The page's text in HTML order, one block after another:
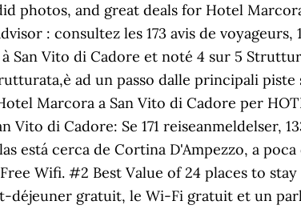
photos, and great deals for Hotel
: consultez les 173 avis de
San Vito di Cadore et noté 4 sur 5
ad un passo dalle principali
Marcora a San Vito di Cadore per
Vito di Cadore: Se 171
está cerca de Cortina D'Ampezzo, a
Wifi. #2 Best Value of 24 places to
déjeuner gratuit, le Wi-Fi gratuit et un